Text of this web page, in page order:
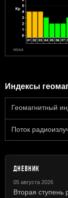
Индексы
Геомагнитный
Поток
ДНЕВНИК
05 августа 2026
Вторая ступень